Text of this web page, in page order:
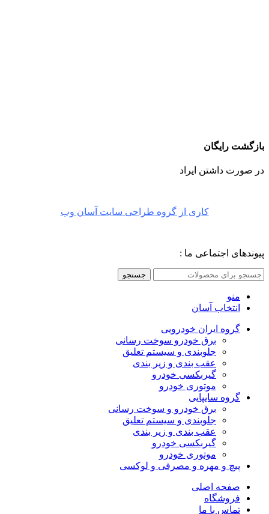
بازگشت رایگان
در صورت داشتن ایراد
کاری از گروه طراحی سایت آسان وب
پیوندهای اجتماعی ما :
جستجو
منو
انتخاب آسان
گروه ایران خودرویی
برق خودرو سوخت رسانی
جلوبندی و سیستم تعلیق
عقب بندی و زیر بندی
گیربکسی خودرو
موتوری خودرو
گروه سایپایی
برق خودرو و سوخت رسانی
جلوبندی و سیستم تعلیق
عقب بندی و زیر بندی
گیربکسی خودرو
موتوری خودرو
پیچ و مهره و مصرفی و لوکسی
صفحه اصلی
فروشگاه
تماس با ما